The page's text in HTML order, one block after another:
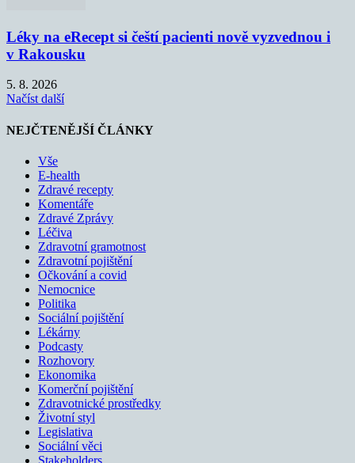
Léky na eRecept si čeští pacienti nově vyzvednou i
v Rakousku
5. 8. 2026
Načíst další
NEJČTENĚJŠÍ ČLÁNKY
Vše
E-health
Zdravé recepty
Komentáře
Zdravé Zprávy
Léčiva
Zdravotní gramotnost
Zdravotní pojištění
Očkování a covid
Nemocnice
Politika
Sociální pojištění
Lékárny
Podcasty
Rozhovory
Ekonomika
Komerční pojištění
Zdravotnické prostředky
Životní styl
Legislativa
Sociální věci
Stakeholders